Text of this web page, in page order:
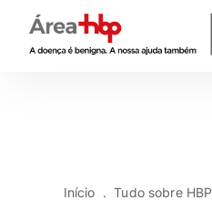
Início Tudo sobre HBP